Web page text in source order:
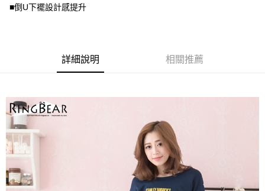
資料（包含姓名、電話或地址）提供予台灣大哥大進項蒐集、處理及利用，
※ 交易是否成功請以「AFTEE先享後付 」之結帳頁面顯示為準，若有關於
１．透過由恩沛科技股份有限公司提供之「AFTEE先享後付」服務完成之交
https://aftee.tw/terms/#terms3
３．未成年的使用者請事先徵得法定代理人或監護人之同意方可使用
「AFTEE先享後付」，若未經同意申辦者引起之損失，本公司不負相關責
任。
４．使用「AFTEE先享後付」時，將依據個別帳號之用戶狀況，依本公司即
時審查核予不同之上限額度；若仍有額度不足之情形，本公司將視審查結果
５．嚴禁一人註冊多個帳號或使用他人資訊註冊。若發現惡意使用之情形，
恩沛科技股份有限公司將有權停止該用戶之使用額度並採取法律行動。
付款後7-11取貨
每筆NT$100，滿NT$1,000(含以上)免運費
■倒U下襬設計感提升
詳細說明 相關推薦